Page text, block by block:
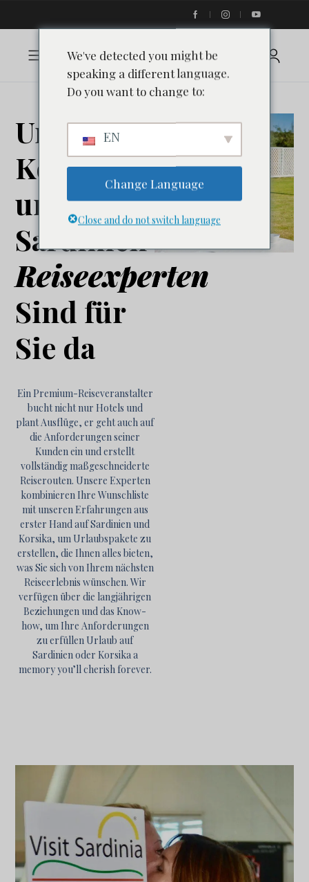
Unser
Korsika
und
Sardinien
Reiseexperten
Sind für
Sie da
Ein Premium-Reiseveranstalter
bucht nicht nur Hotels und
plant Ausflüge, er geht auch auf
die Anforderungen seiner
Kunden ein und erstellt
vollständig maßgeschneiderte
Reiserouten. Unsere Experten
kombinieren Ihre Wunschliste
mit unseren Erfahrungen aus
erster Hand auf Sardinien und
Korsika, um Urlaubspakete zu
erstellen, die Ihnen alles bieten,
was Sie sich von Ihrem nächsten
Reiseerlebnis wünschen. Wir
verfügen über die langjährigen
Beziehungen und das Know-
how, um Ihre Anforderungen
zu erfüllen Urlaub auf
Sardinien oder Korsika a
memory you’ll cherish forever.
Urlaubsplanung
durch
lokale
Auch
wenn
es
großartig
We've detected you might be
speaking a different language.
Do you want to change to:
EN
Change Language
Close and do not switch language